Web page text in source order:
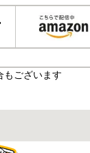
ございます